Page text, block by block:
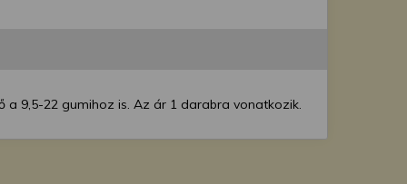
Iseki TF193 japán kistraktor
Iseki TH20-Q japán kistraktor
9,5-22 gumihoz is. Az ár 1 darabra vonatkozik.